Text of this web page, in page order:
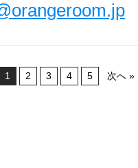
1 2 3 4 5 次へ »